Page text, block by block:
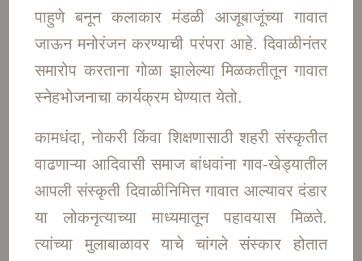
पाहुणे बनून कलाकार मंडळी आजूबाजूंच्या गावात
जाऊन मनोरंजन करण्याची परंपरा आहे. दिवाळीनंतर
समारोप करताना गोळा झालेल्या मिळकतीतून गावात
स्नेहभोजनाचा कार्यक्रम घेण्यात येतो.
कामधंदा, नोकरी किंवा शिक्षणासाठी शहरी संस्कृतीत
वाढणाऱ्या आदिवासी समाज बांधवांना गाव-खेड्यातील
आपली संस्कृती दिवाळीनिमित्त गावात आल्यावर दंडार
या लोकनृत्याच्या माध्यमातून पहावयास मिळते.
त्यांच्या मुलाबाळावर याचे चांगले संस्कार होतात